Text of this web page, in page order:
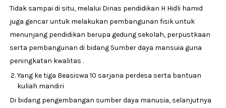
Tidak sampai di situ, melalui Dinas pendidikan H Hidli hamid
juga gencar untuk melakukan pembangunan fisik untuk
menunjang pendidikan berupa gedung sekolah, perpustkaan
serta pembangunan di bidang Sumber daya mansuia guna
peningkatan kwalitas .
Yang ke tiga Beasiswa 10 sarjana perdesa serta bantuan
kuliah mandiri
Di bidang pengembangan sumber daya manusia, selanjutnya